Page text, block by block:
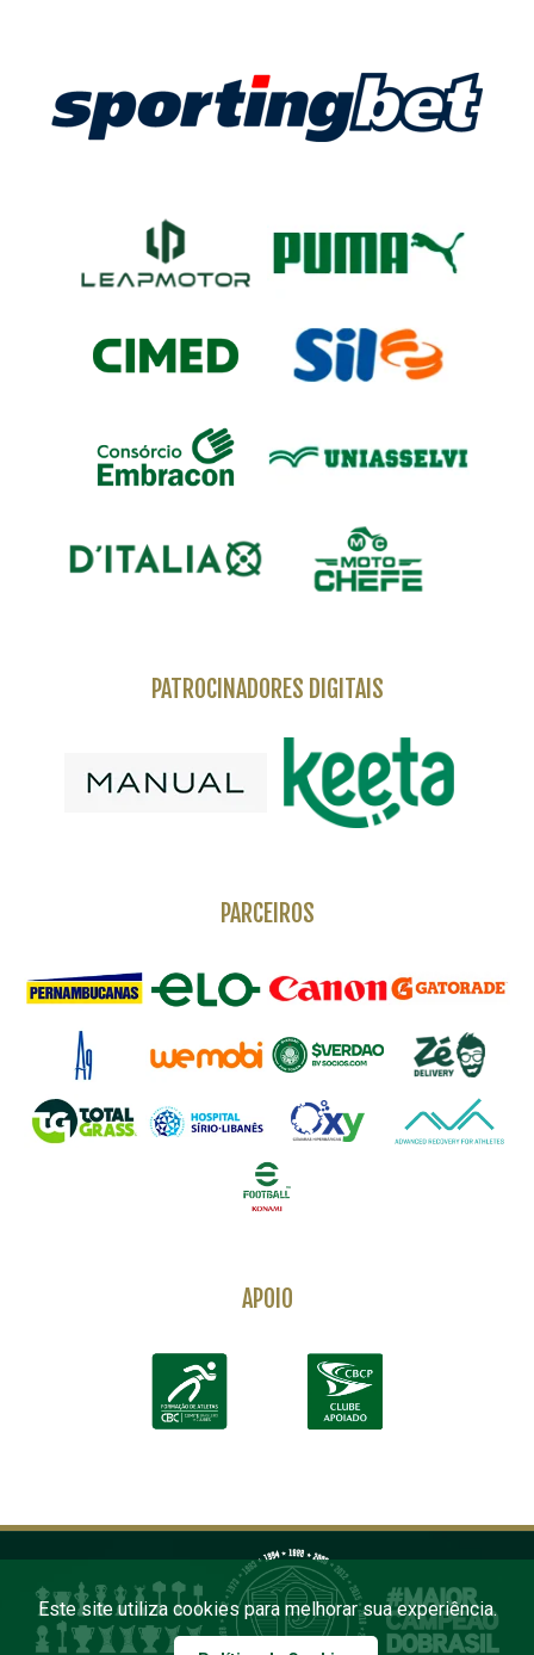
PATROCINADORES DIGITAIS
PARCEIROS
APOIO
Este site utiliza cookies para melhorar sua experiência.